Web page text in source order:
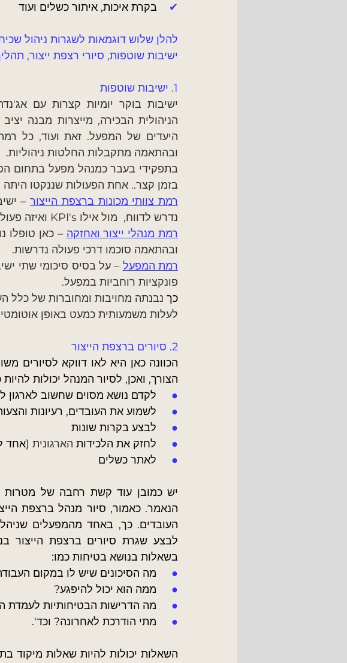
✔ בקרת איכות, איתור כשלים ועוד
להלן שלוש דוגמאות לשגרות ניהול
ישיבות שוטפות, סיורי רצפת ייצור,
1. ישיבות שוטפות
ובהתאמה מתקבלות החלטות ניהוליות.
בזמן קצר.. אחת הפעולות שננקטו
רמת צוותי מכונות ברצפת הייצור
נדרש לדווח,  מול אילו KPI's ואיזה פעולות הצוות לוקח לעצמו לבצע באותו יום.
רמת מנהלי ייצור ואחזקה
ובהתאמה סוכמו דרכי פעולה נדרשות.
רמת המפעל
פונקציות רוחביות במפעל.
כך נבנתה מחויבות ומחוברות של כלל
לעלות משמעותית כמעט באופן
2. סיורים ברצפת הייצור
הצורך, ואכן, לסיור המנהל יכולות
● לקדם נושא מסוים שחשוב לארגון
● לשמוע את העובדים, רעיונות
● לבצע בקרות שונות
● לחזק את הלכידות הארגונית (אחד
● לאתר כשלים
יש כמובן עוד קשת רחבה של מטרות
העובדים. כך, באחד מהמפעלים
בשאלות בנושא בטיחות כמו:
● מה הסיכונים שיש לו במקום
● ממה הוא יכול להיפגע?
● מה הדרישות הבטיחותיות לעמדת
● מתי הודרכת לאחרונה? וכד'.